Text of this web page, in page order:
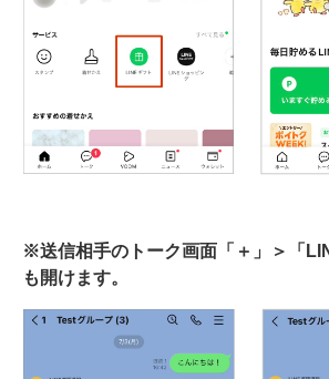
※送信相手のトーク画面「＋」＞「
も開けます。